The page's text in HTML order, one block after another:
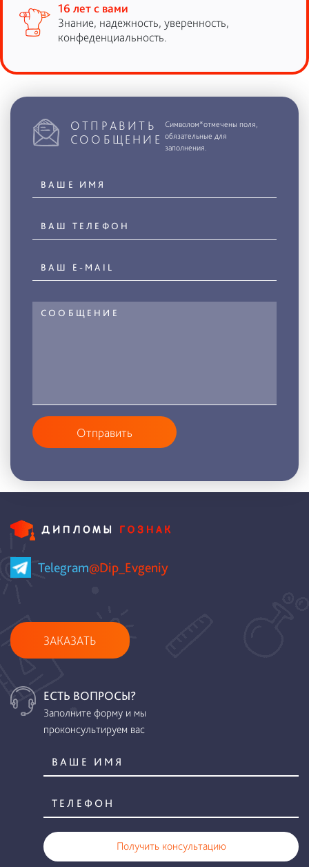
16 лет с вами
Знание, надежность, уверенность,
конфеденциальность.
ОТПРАВИТЬ
СООБЩЕНИЕ
Символом*отмечены поля,
обязательные для
заполнения.
Отправить
Telegram@Dip_Evgeniy
ЗАКАЗАТЬ
ЕСТЬ ВОПРОСЫ?
Заполните форму и мы
проконсультируем вас
Получить консультацию